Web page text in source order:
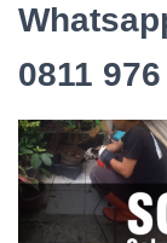
0811